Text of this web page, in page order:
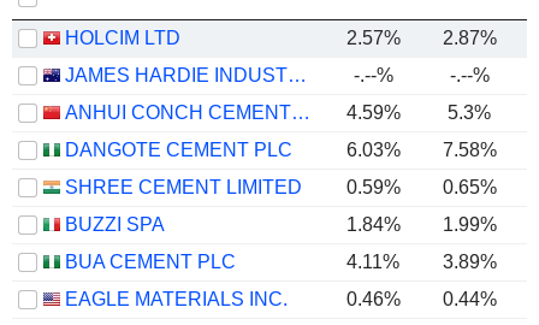
HOLCIM LTD 2.57% 2.87%
JAMES HARDIE INDUSTRIES PLC
-.--% -.--%
ANHUI CONCH CEMENT COMPANY LIMITED
4.59% 5.3%
DANGOTE CEMENT PLC
6.03% 7.58%
SHREE CEMENT LIMITED
0.59%
0.65%
BUZZI SPA
1.84%
1.99%
BUA CEMENT PLC
4.11% 3.89%
EAGLE MATERIALS INC.
0.46% 0.44%